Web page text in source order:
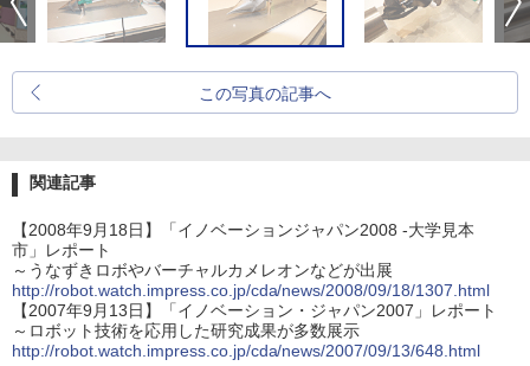
この写真の記事へ
関連記事
【2008年9月18日】「イノベーションジャパン2008 -大学見本
市」レポート
～うなずきロボやバーチャルカメレオンなどが出展
http://robot.watch.impress.co.jp/cda/news/2008/09/18/1307.html
【2007年9月13日】「イノベーション・ジャパン2007」レポート
～ロボット技術を応用した研究成果が多数展示
http://robot.watch.impress.co.jp/cda/news/2007/09/13/648.html